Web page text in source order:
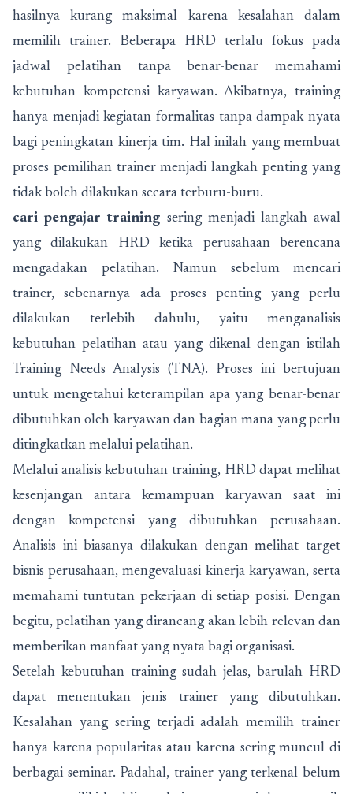
hasilnya kurang maksimal karena kesalahan dalam
memilih trainer. Beberapa HRD terlalu fokus pada
jadwal pelatihan tanpa benar-benar memahami
kebutuhan kompetensi karyawan. Akibatnya, training
hanya menjadi kegiatan formalitas tanpa dampak nyata
bagi peningkatan kinerja tim. Hal inilah yang membuat
proses pemilihan trainer menjadi langkah penting yang
tidak boleh dilakukan secara terburu-buru.
cari pengajar training sering menjadi langkah awal
yang dilakukan HRD ketika perusahaan berencana
mengadakan pelatihan. Namun sebelum mencari
trainer, sebenarnya ada proses penting yang perlu
dilakukan terlebih dahulu, yaitu menganalisis
kebutuhan pelatihan atau yang dikenal dengan istilah
Training Needs Analysis (TNA). Proses ini bertujuan
untuk mengetahui keterampilan apa yang benar-benar
dibutuhkan oleh karyawan dan bagian mana yang perlu
ditingkatkan melalui pelatihan.
Melalui analisis kebutuhan training, HRD dapat melihat
kesenjangan antara kemampuan karyawan saat ini
dengan kompetensi yang dibutuhkan perusahaan.
Analisis ini biasanya dilakukan dengan melihat target
bisnis perusahaan, mengevaluasi kinerja karyawan, serta
memahami tuntutan pekerjaan di setiap posisi. Dengan
begitu, pelatihan yang dirancang akan lebih relevan dan
memberikan manfaat yang nyata bagi organisasi.
Setelah kebutuhan training sudah jelas, barulah HRD
dapat menentukan jenis trainer yang dibutuhkan.
Kesalahan yang sering terjadi adalah memilih trainer
hanya karena popularitas atau karena sering muncul di
berbagai seminar. Padahal, trainer yang terkenal belum